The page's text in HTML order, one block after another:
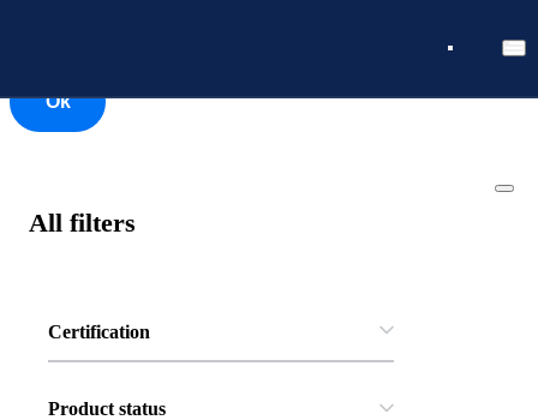
Ok
All filters
Certification
Product status